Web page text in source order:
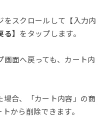
をスクロールして【入力内
る】 をタップします。
画面へ戻っても、カート内
合、「カート内容」の商
から削除できます。